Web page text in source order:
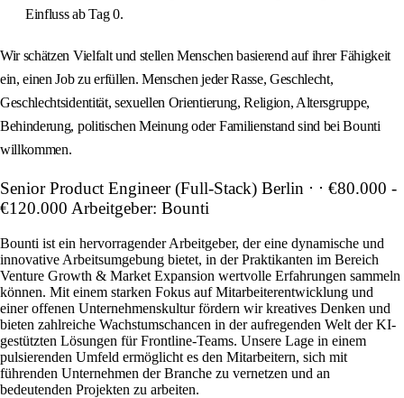
Einfluss ab Tag 0.
Wir schätzen Vielfalt und stellen Menschen basierend auf ihrer Fähigkeit
ein, einen Job zu erfüllen. Menschen jeder Rasse, Geschlecht,
Geschlechtsidentität, sexuellen Orientierung, Religion, Altersgruppe,
Behinderung, politischen Meinung oder Familienstand sind bei Bounti
willkommen.
Senior Product Engineer (Full-Stack) Berlin ⋅ ⋅ €80.000 -
€120.000 Arbeitgeber: Bounti
Bounti ist ein hervorragender Arbeitgeber, der eine dynamische und
innovative Arbeitsumgebung bietet, in der Praktikanten im Bereich
Venture Growth & Market Expansion wertvolle Erfahrungen sammeln
können. Mit einem starken Fokus auf Mitarbeiterentwicklung und
einer offenen Unternehmenskultur fördern wir kreatives Denken und
bieten zahlreiche Wachstumschancen in der aufregenden Welt der KI-
gestützten Lösungen für Frontline-Teams. Unsere Lage in einem
pulsierenden Umfeld ermöglicht es den Mitarbeitern, sich mit
führenden Unternehmen der Branche zu vernetzen und an
bedeutenden Projekten zu arbeiten.